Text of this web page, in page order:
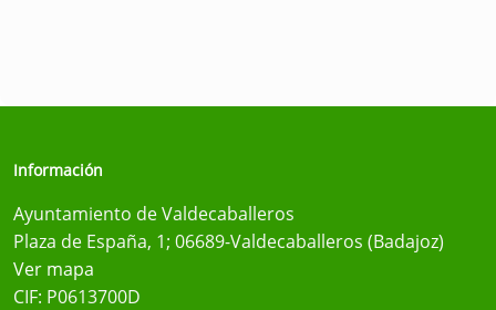
Información
Ayuntamiento de Valdecaballeros
Plaza de España, 1; 06689-Valdecaballeros (Badajoz)
Ver mapa
CIF: P0613700D